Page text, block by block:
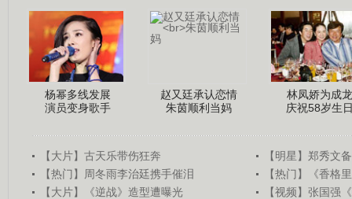
杨幂多线发展
演员变身歌手
赵又廷承认恋情
朱茵顺利当妈
林凤娇为成龙
庆祝58岁生
【大片】古天乐带伤狂奔
【明星】郑秀文
【热门】周冬雨李治廷携手催泪
【热门】《香格
【大片】《逆战》造型遭曝光
【视频】张国强